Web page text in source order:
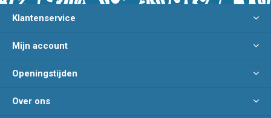
Klantenservice
Mijn account
Openingstijden
Over ons